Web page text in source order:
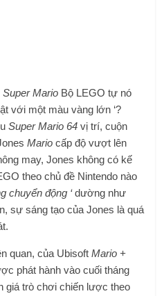
Super Mario Bộ LEGO tự nó
với một màu vàng lớn ‘?
Super Mario 64vị trí, cuộn
Mariocấp độ vượt lên
may, Jones không có kế
theo chủ đề Nintendo nào
chuyển động ‘dường như
sự sáng tạo của Jones là quá
quan, của UbisoftMario +
phát hành vào cuối tháng
giá trò chơi chiến lược theo